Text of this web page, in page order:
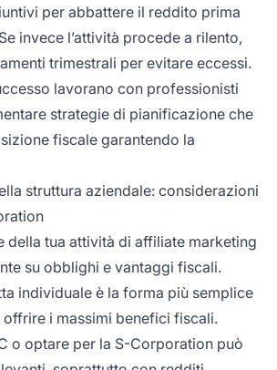
per abbattere il reddito prima
invece l’attività procede a rilento,
trimestrali per evitare eccessi.
lavorano con professionisti
strategie di pianificazione che
fiscale garantendo la
struttura aziendale: considerazioni
della tua attività di affiliate marketing
su obblighi e vantaggi fiscali.
individuale è la forma più semplice
i massimi benefici fiscali.
o optare per la S-Corporation può